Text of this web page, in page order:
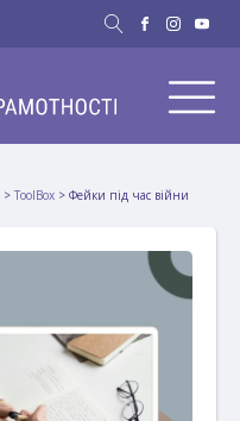
> ToolBox > Фейки під час війни